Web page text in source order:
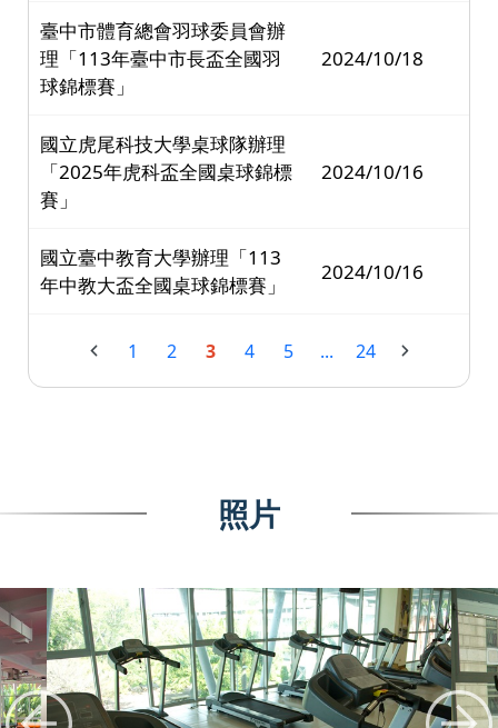
臺中市體育總會羽球委員會辦
理「113年臺中市長盃全國羽
球錦標賽」
2024/10/18
國立虎尾科技大學桌球隊辦理
「2025年虎科盃全國桌球錦標
賽」
2024/10/16
國立臺中教育大學辦理「113
年中教大盃全國桌球錦標賽」
2024/10/16
1 2 3 4 5 ... 24
照片